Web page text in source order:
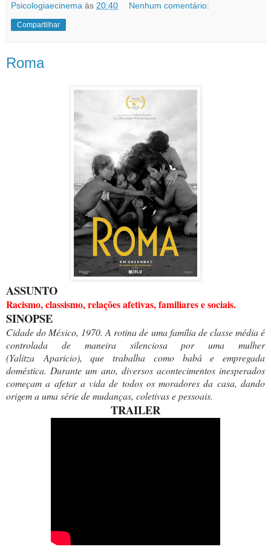
Psicologiaecinema às 20:40 Nenhum comentário:
Compartilhar
Roma
ASSUNTO
Racismo, classismo, relações afetivas, familiares e sociais.
SINOPSE
Cidade do México, 1970. A rotina de uma família de classe média é
controlada de maneira silenciosa por uma mulher
(Yalitza Aparicio), que trabalha como babá e empregada
doméstica. Durante um ano, diversos acontecimentos inesperados
começam a afetar a vida de todos os moradores da casa, dando
origem a uma série de mudanças, coletivas e pessoais.
TRAILER